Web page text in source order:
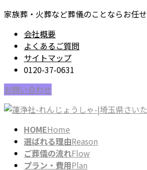
コ
移
動
ナ
ン
に
移
家族葬・火葬など葬儀のことならお任
会社概要
よくあるご質問
サイトマップ
0120-37-0631
お問い合わせ
HOMEHome
選ばれる理由Reason
ご葬儀の流れFlow
プラン・費用Plan